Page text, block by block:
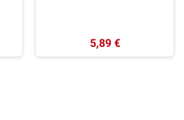
5,89 €